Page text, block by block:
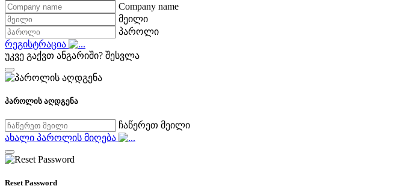
Company name
მეილი
პაროლი
რეგისტრაცია
უკვე გაქვთ ანგარიში? შესვლა
პაროლის აღდგენა
ჩაწერეთ მეილი
ახალი პაროლის მიღება
Reset Password